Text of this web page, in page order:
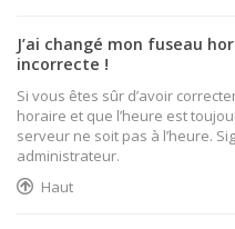
J’ai changé mon fuseau
incorrecte !
Si vous êtes sûr d’avoir
horaire et que l’heure est
serveur ne soit pas à l’heure.
administrateur.
Haut